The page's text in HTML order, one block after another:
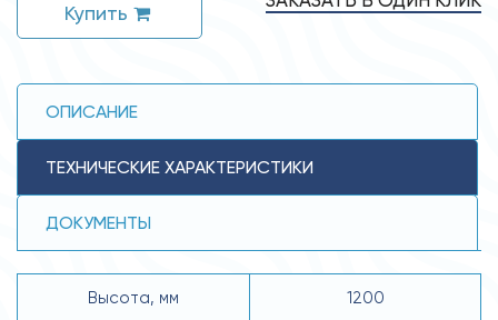
Купить
ОПИСАНИЕ
ТЕХНИЧЕСКИЕ ХАРАКТЕРИСТИКИ
ДОКУМЕНТЫ
Высота, мм 1200